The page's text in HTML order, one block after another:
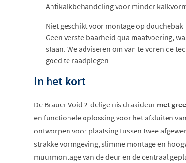
Antikalkbehandeling voor minder
Niet geschikt voor montage op douchebak
Geen verstelbaarheid qua maatvoering,
staan. We adviseren om van te voren de
goed te raadplegen
In het kort
De Brauer Void 2-delige nis draaideur met
en functionele oplossing voor het afsluiten
ontworpen voor plaatsing tussen twee
strakke vormgeving, slimme montage en
muurmontage van de deur en de centraal